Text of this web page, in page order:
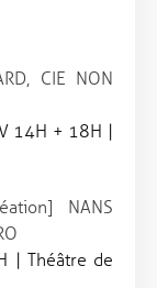
CIE NON
14H + 18H |
NANS
| Théâtre de